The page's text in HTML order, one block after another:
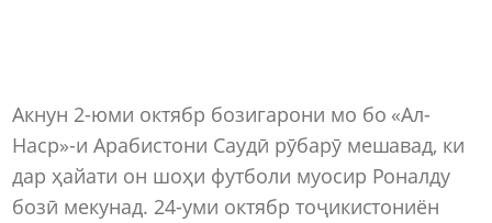
Акнун 2-юми октябр бозигарони мо бо «Ал-
Наср»-и Арабистони Саудӣ рӯбарӯ мешавад, ки
дар ҳайати он шоҳи футболи муосир Роналду
бозӣ мекунад. 24-уми октябр тоҷикистониён